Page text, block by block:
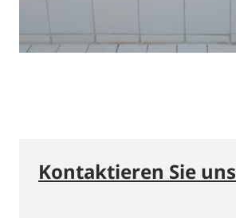
Kontaktieren Sie uns